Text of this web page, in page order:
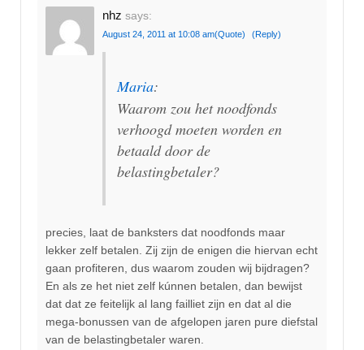
nhz says:
August 24, 2011 at 10:08 am(Quote) (Reply)
Maria:
Waarom zou het noodfonds
verhoogd moeten worden en
betaald door de
belastingbetaler?
precies, laat de banksters dat noodfonds maar
lekker zelf betalen. Zij zijn de enigen die hiervan echt
gaan profiteren, dus waarom zouden wij bijdragen?
En als ze het niet zelf kúnnen betalen, dan bewijst
dat dat ze feitelijk al lang failliet zijn en dat al die
mega-bonussen van de afgelopen jaren pure diefstal
van de belastingbetaler waren.